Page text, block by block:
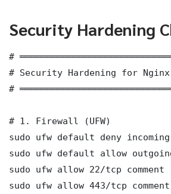
Security Hardening
#
# Security Hardening for
#
# 1. Firewall (UFW)
sudo ufw default deny incoming
sudo ufw default allow
sudo ufw allow 22/tcp comment
sudo ufw allow 443/tcp comment